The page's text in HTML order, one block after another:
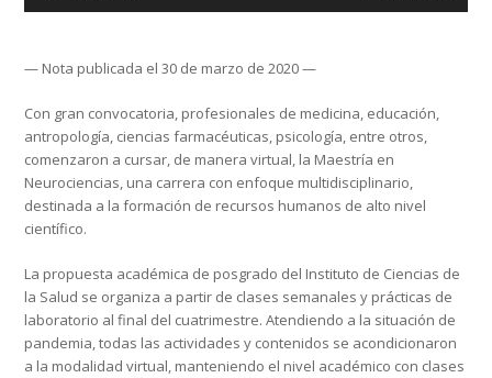
— Nota publicada el 30 de marzo de 2020 —
Con gran convocatoria, profesionales de medicina, educación,
antropología, ciencias farmacéuticas, psicología, entre otros,
comenzaron a cursar, de manera virtual, la Maestría en
Neurociencias, una carrera con enfoque multidisciplinario,
destinada a la formación de recursos humanos de alto nivel
científico.
La propuesta académica de posgrado del Instituto de Ciencias de
la Salud se organiza a partir de clases semanales y prácticas de
laboratorio al final del cuatrimestre. Atendiendo a la situación de
pandemia, todas las actividades y contenidos se acondicionaron
a la modalidad virtual, manteniendo el nivel académico con clases